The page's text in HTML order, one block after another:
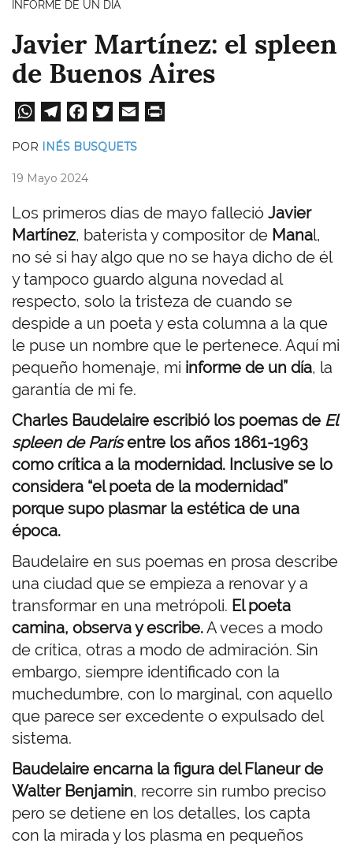
INFORME DE UN DÍA
Javier Martínez: el spleen
de Buenos Aires
W
A
pp
Te
le
a
m
Fa
ok
POR INÉS BUSQUETS
19 Mayo 2024
Los primeros días de mayo falleció Javier
Martínez, baterista y compositor de Manal,
no sé si hay algo que no se haya dicho de él
y tampoco guardo alguna novedad al
respecto, solo la tristeza de cuando se
despide a un poeta y esta columna a la que
le puse un nombre que le pertenece. Aquí mi
pequeño homenaje, mi informe de un día, la
garantía de mi fe.
Charles Baudelaire escribió los poemas de El
spleen de Parísentre los años 1861-1963
como crítica a la modernidad. Inclusive se lo
considera “el poeta de la modernidad”
porque supo plasmar la estética de una
época.
Baudelaire en sus poemas en prosa describe
una ciudad que se empieza a renovar y a
transformar en una metrópoli. El poeta
camina, observa y escribe.A veces a modo
de crítica, otras a modo de admiración. Sin
embargo, siempre identificado con la
muchedumbre, con lo marginal, con aquello
que parece ser excedente o expulsado del
sistema.
Baudelaire encarna la figura del Flaneur de
Walter Benjamin, recorre sin rumbo preciso
pero se detiene en los detalles, los capta
con la mirada y los plasma en pequeños